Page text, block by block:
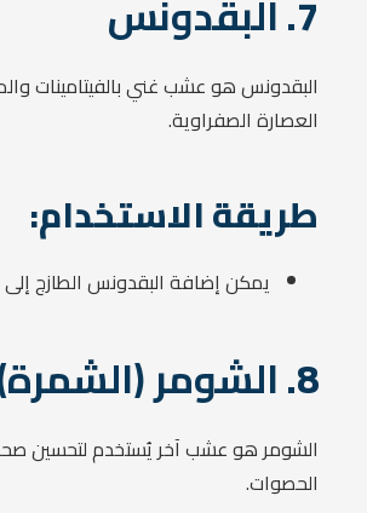
7. البقدونس
البقدونس هو عشب غني بالفيتامينات
العصارة الصفراوية.
طريقة الاستخدام:
يمكن إضافة البقدونس الطازج
8. الشومر
الشومر هو عشب آخر يُستخدم لتحسين
الحصوات.